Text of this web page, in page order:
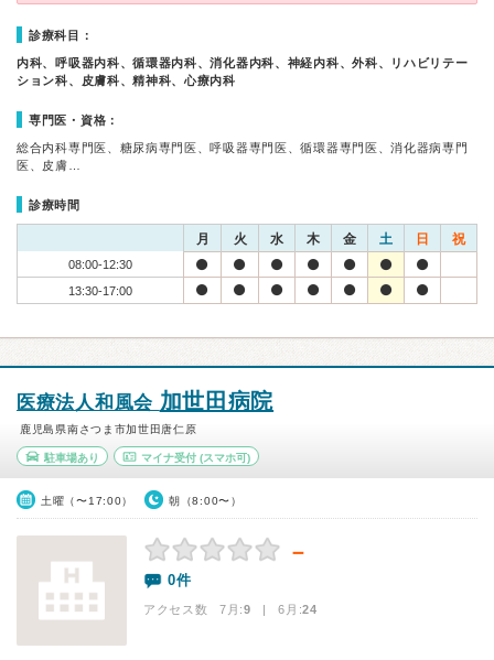
診療科目：
内科、呼吸器内科、循環器内科、消化器内科、神経内科、外科、リハビリテー
ション科、皮膚科、精神科、心療内科
専門医・資格：
総合内科専門医、糖尿病専門医、呼吸器専門医、循環器専門医、消化器病専門
医、皮膚…
診療時間
月 火 水 木 金 土 日 祝
08:00-12:30
13:30-17:00
医療法人和風会 加世田病院
鹿児島県南さつま市加世田唐仁原
駐車場あり マイナ受付(スマホ可)
土曜（〜17:00） 朝（8:00〜）
－
0件
アクセス数 7月:9 | 6月:24